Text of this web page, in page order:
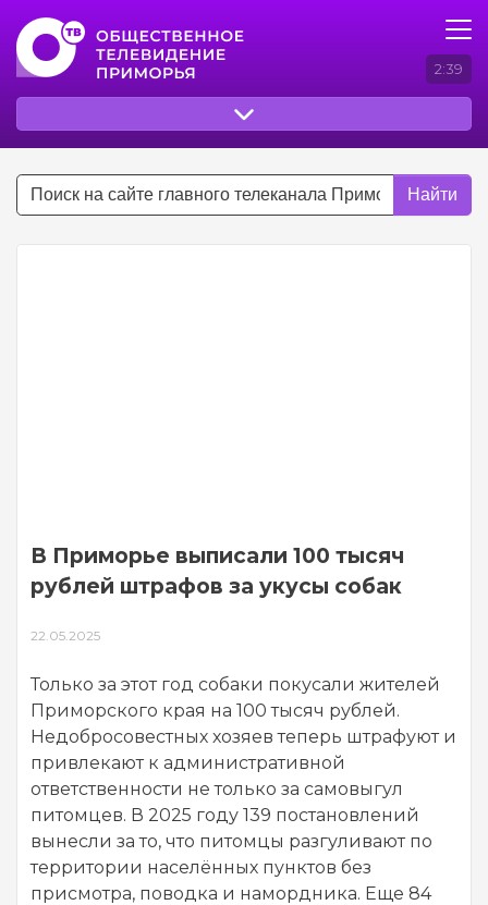
2:39
Найти
В Приморье выписали 100 тысяч
рублей штрафов за укусы собак
22.05.2025
Только за этот год собаки покусали жителей
Приморского края на 100 тысяч рублей.
Недобросовестных хозяев теперь штрафуют и
привлекают к административной
ответственности не только за самовыгул
питомцев. В 2025 году 139 постановлений
вынесли за то, что питомцы разгуливают по
территории населённых пунктов без
присмотра, поводка и намордника. Еще 84